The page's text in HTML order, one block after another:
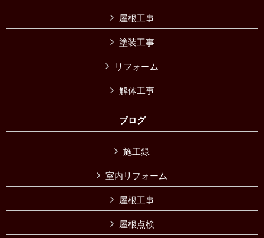
屋根工事
塗装工事
リフォーム
解体工事
ブログ
施工録
室内リフォーム
屋根工事
屋根点検